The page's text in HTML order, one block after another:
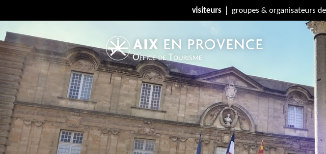
visiteurs groupes & organisateurs
Office de Tourisme